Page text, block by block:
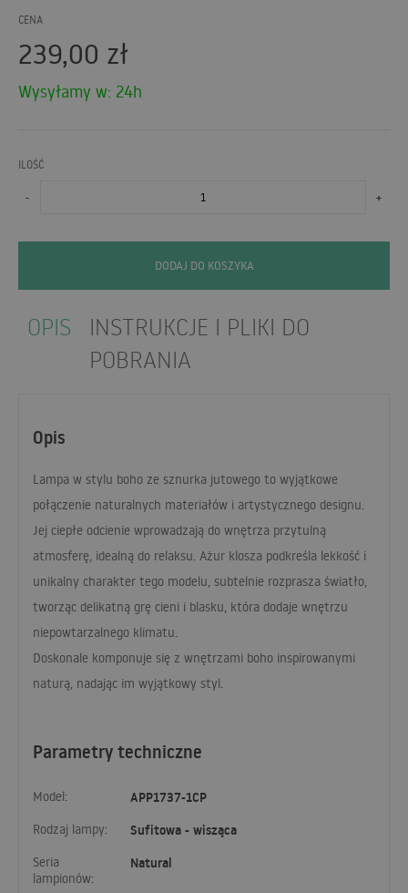
CENA
239,00 zł
Wysyłamy w: 24h
ILOŚĆ
- +
DODAJ DO KOSZYKA
OPIS
INSTRUKCJE I PLIKI DO
POBRANIA
Parametry techniczne
Model: APP1737-1CP
Rodzaj lampy: Sufitowa - wisząca
Seria
lampionów:
Natural
Opis
Lampa w stylu boho ze sznurka jutowego to wyjątkowe
połączenie naturalnych materiałów i artystycznego designu.
Jej ciepłe odcienie wprowadzają do wnętrza przytulną
atmosferę, idealną do relaksu. Ażur klosza podkreśla lekkość i
unikalny charakter tego modelu, subtelnie rozprasza światło,
tworząc delikatną grę cieni i blasku, która dodaje wnętrzu
niepowtarzalnego klimatu.
Doskonale komponuje się z wnętrzami boho inspirowanymi
naturą, nadając im wyjątkowy styl.